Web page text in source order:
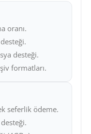
oranı.
desteği.
formatları.
seferlik ödeme.